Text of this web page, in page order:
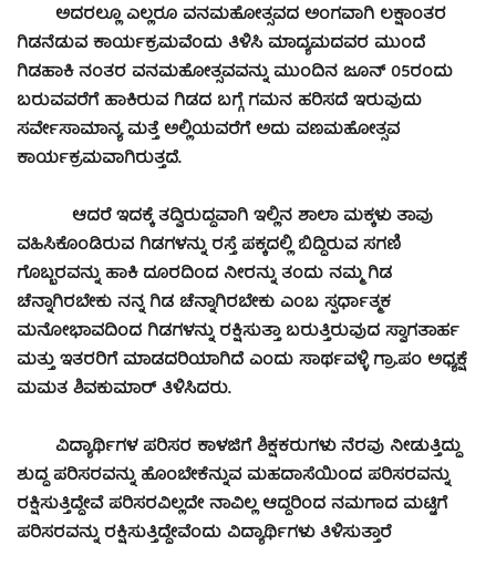
ಅದರಲ್ಲೂ ಎಲ್ಲರೂ ವನಮಹೋತ್ಸವದ ಅಂಗವಾಗಿ ಲಕ್ಷಾಂತರ
ಗಿಡನೆಡುವ ಕಾರ್ಯಕ್ರಮವೆಂದು ತಿಳಿಸಿ ಮಾದ್ಯಮದವರ ಮುಂದೆ
ಗಿಡಹಾಕಿ ನಂತರ ವನಮಹೋತ್ಸವವನ್ನು ಮುಂದಿನ ಜೂನ್ 05ರಂದು
ಬರುವವರೆಗೆ ಹಾಕಿರುವ ಗಿಡದ ಬಗ್ಗೆ ಗಮನ ಹರಿಸದೆ ಇರುವುದು
ಸರ್ವೇಸಾಮಾನ್ಯ ಮತ್ತೆ ಅಲ್ಲಿಯವರೆಗೆ ಅದು ವಣಮಹೋತ್ಸವ
ಕಾರ್ಯಕ್ರಮವಾಗಿರುತ್ತದೆ.
ಆದರೆ ಇದಕ್ಕೆ ತದ್ವಿರುದ್ದವಾಗಿ ಇಲ್ಲಿನ ಶಾಲಾ ಮಕ್ಕಳು ತಾವು
ವಹಿಸಿಕೊಂಡಿರುವ ಗಿಡಗಳನ್ನು ರಸ್ತೆ ಪಕ್ಕದಲ್ಲಿ ಬಿದ್ದಿರುವ ಸಗಣಿ
ಗೊಬ್ಬರವನ್ನು ಹಾಕಿ ದೂರದಿಂದ ನೀರನ್ನು ತಂದು ನಮ್ಮ ಗಿಡ
ಚೆನ್ನಾಗಿರಬೇಕು ನನ್ನ ಗಿಡ ಚೆನ್ನಾಗಿರಬೇಕು ಎಂಬ ಸ್ಫರ್ಧಾತ್ಮಕ
ಮನೋಭಾವದಿಂದ ಗಿಡಗಳನ್ನು ರಕ್ಷಿಸುತ್ತಾ ಬರುತ್ತಿರುವುದ ಸ್ವಾಗತಾರ್ಹ
ಮತ್ತು ಇತರರಿಗೆ ಮಾಡದರಿಯಾಗಿದೆ ಎಂದು ಸಾರ್ಥವಳ್ಳಿ ಗ್ರಾ.ಪಂ ಅಧ್ಯಕ್ಷೆ
ಮಮತ ಶಿವಕುಮಾರ್ ತಿಳಿಸಿದರು.
ವಿದ್ಯಾರ್ಥಿಗಳ ಪರಿಸರ ಕಾಳಜಿಗೆ ಶಿಕ್ಷಕರುಗಳು ನೆರವು ನೀಡುತ್ತಿದ್ದು
ಶುದ್ದ ಪರಿಸರವನ್ನು ಹೊಂಬೇಕೆನ್ನುವ ಮಹದಾಸೆಯಿಂದ ಪರಿಸರವನ್ನು
ರಕ್ಷಿಸುತ್ತಿದ್ದೇವೆ ಪರಿಸರವಿಲ್ಲದೇ ನಾವಿಲ್ಲ ಆದ್ದರಿಂದ ನಮಗಾದ ಮಟ್ಟಿಗೆ
ಪರಿಸರವನ್ನು ರಕ್ಷಿಸುತ್ತಿದ್ದೇವೆಂದು ವಿದ್ಯಾರ್ಥಿಗಳು ತಿಳಿಸುತ್ತಾರೆ